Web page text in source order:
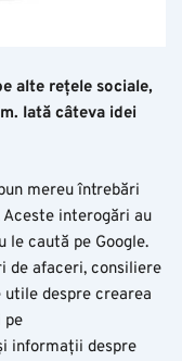
alte rețele sociale,
Iată câteva idei
mereu întrebări
interogări au
le caută pe Google.
de afaceri, consiliere
utile despre crearea
pe
informații despre